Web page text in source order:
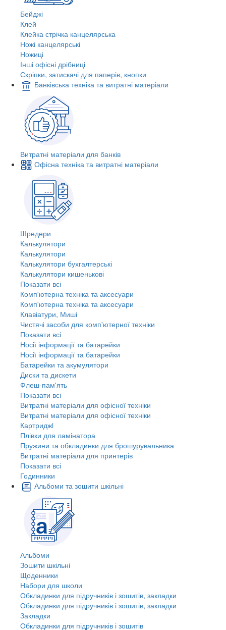
Бейджі
Клей
Клейка стрічка канцелярська
Ножі канцелярські
Ножиці
Інші офісні дрібниці
Скріпки, затискачі для паперів, кнопки
Банківська техніка та витратні матеріали
Витратні матеріали для банків
Офісна техніка та витратні матеріали
Шредери
Калькулятори
Калькулятори
Калькулятори бухгалтерські
Калькулятори кишенькові
Показати всі
Комп'ютерна техніка та аксесуари
Комп'ютерна техніка та аксесуари
Клавіатури, Миші
Чистячі засоби для комп'ютерної техніки
Показати всі
Носії інформації та батарейки
Носії інформації та батарейки
Батарейки та акумулятори
Диски та дискети
Флеш-пам'ять
Показати всі
Витратні матеріали для офісної техніки
Витратні матеріали для офісної техніки
Картриджi
Плівки для ламінатора
Пружини та обкладинки для брошурувальника
Витратні матеріали для принтерів
Показати всі
Годинники
Альбоми та зошити шкільні
Альбоми
Зошити шкільні
Щоденники
Набори для школи
Обкладинки для підручників і зошитів, закладки
Обкладинки для підручників і зошитів, закладки
Закладки
Обкладинки для підручників і зошитів